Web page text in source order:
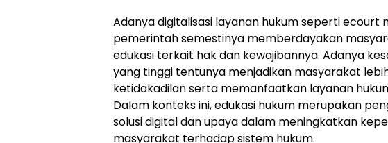
Adanya digitalisasi layanan hukum seperti ecourt
pemerintah semestinya memberdayakan
edukasi terkait hak dan kewajibannya. Adanya
yang tinggi tentunya menjadikan masyarakat
ketidakadilan serta memanfaatkan layanan
Dalam konteks ini, edukasi hukum merupakan
solusi digital dan upaya dalam meningkatkan
masyarakat terhadap sistem hukum.